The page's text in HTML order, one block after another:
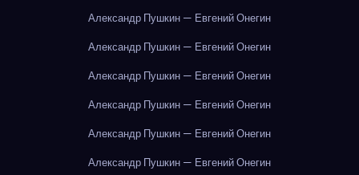
Александр Пушкин — Евгений Онегин
Александр Пушкин — Евгений Онегин
Александр Пушкин — Евгений Онегин
Александр Пушкин — Евгений Онегин
Александр Пушкин — Евгений Онегин
Александр Пушкин — Евгений Онегин